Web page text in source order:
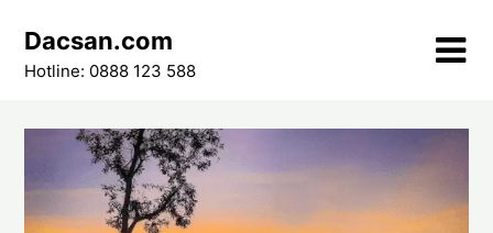
content
Dacsan.com
Hotline: 0888 123 588